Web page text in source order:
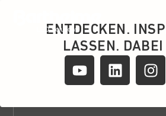
ENTDECKEN.
LASSEN.